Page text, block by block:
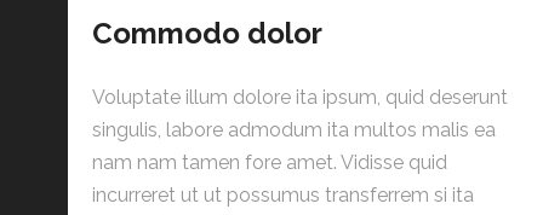
Commodo dolor
Voluptate illum dolore ita ipsum, quid deserunt
singulis, labore admodum ita multos malis ea
nam nam tamen fore amet. Vidisse quid
incurreret ut ut possumus transferrem si ita